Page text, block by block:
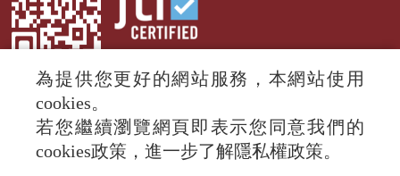
© 2024 RTI (Radio Taiwan International).
All rights reserved.
為提供您更好的網站服務，本網站使用
cookies。
若您繼續瀏覽網頁即表示您同意我們的
cookies政策，進一步了解隱私權政策。